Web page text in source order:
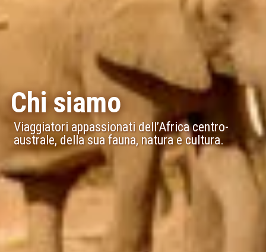
Chi siamo
Viaggiatori appassionati dell’Africa centro-
australe, della sua fauna, natura e cultura.